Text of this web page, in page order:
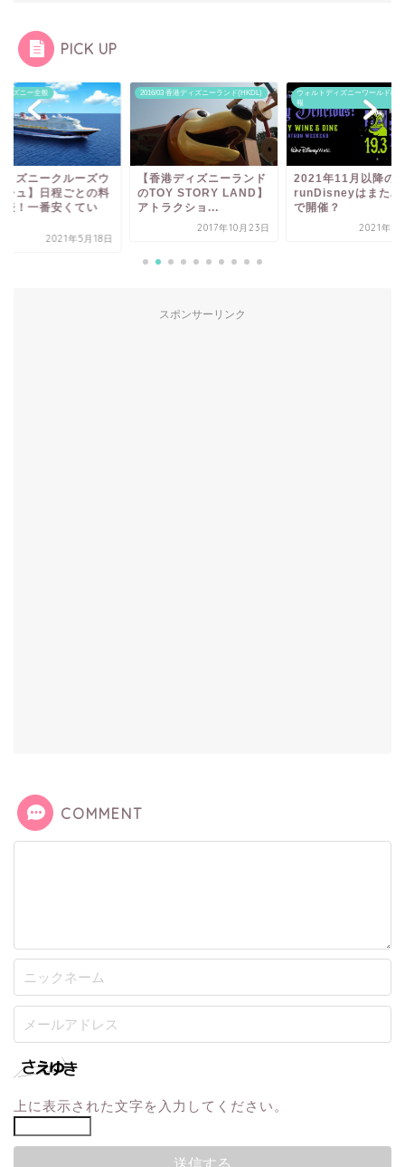
PICK UP
ィズニー全般
ィズニークルーズウ
シュ】日程ごとの料
表！一番安くてい
2021年5月18日
2016/03 香港ディズニーランド(HKDL)
【香港ディズニーランド
のTOY STORY LAND】
アトラクショ...
2017年10月23日
ウォルトディズニーワールド
報
2021年11月以降の
runDisneyはまたパ
で開催？
2021年7
スポンサーリンク
COMMENT
上に表示された文字を入力してください。